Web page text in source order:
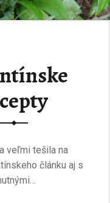
veľmi tešila na
článku aj s